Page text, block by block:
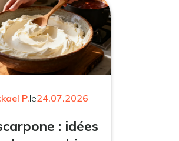
P.le24.07.2026
: idées